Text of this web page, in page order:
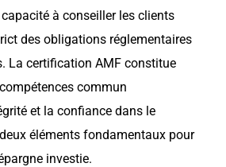
à conseiller les clients
des obligations réglementaires
La certification AMF constitue
commun
et la confiance dans le
éléments fondamentaux pour
investie.